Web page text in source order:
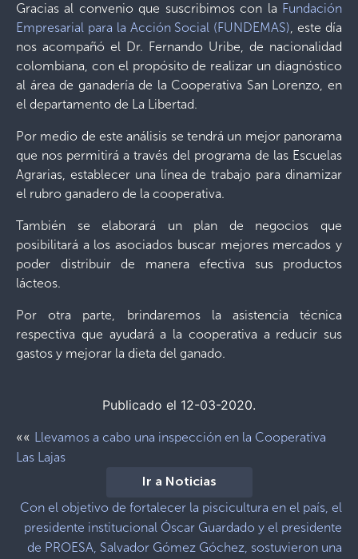
Gracias al convenio que suscribimos con la Fundación
Empresarial para la Acción Social (FUNDEMAS), este día
nos acompañó el Dr. Fernando Uribe, de nacionalidad
colombiana, con el propósito de realizar un diagnóstico
al área de ganadería de la Cooperativa San Lorenzo, en
el departamento de La Libertad.
Por medio de este análisis se tendrá un mejor panorama
que nos permitirá a través del programa de las Escuelas
Agrarias, establecer una línea de trabajo para dinamizar
el rubro ganadero de la cooperativa.
También se elaborará un plan de negocios que
posibilitará a los asociados buscar mejores mercados y
poder distribuir de manera efectiva sus productos
lácteos.
Por otra parte, brindaremos la asistencia técnica
respectiva que ayudará a la cooperativa a reducir sus
gastos y mejorar la dieta del ganado.
Publicado el 12-03-2020.
«« Llevamos a cabo una inspección en la Cooperativa
Las Lajas
Ir a Noticias
Con el objetivo de fortalecer la piscicultura en el país, el
presidente institucional Óscar Guardado y el presidente
de PROESA, Salvador Gómez Góchez, sostuvieron una